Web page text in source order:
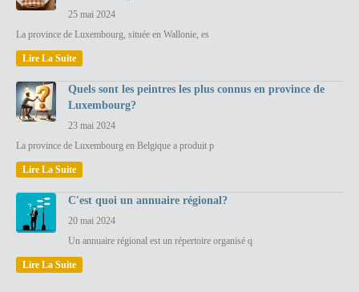
25 mai 2024
La province de Luxembourg, située en Wallonie, es
Lire La Suite
Quels sont les peintres les plus connus en province de
Luxembourg?
23 mai 2024
La province de Luxembourg en Belgique a produit p
Lire La Suite
C'est quoi un annuaire régional?
20 mai 2024
Un annuaire régional est un répertoire organisé q
Lire La Suite